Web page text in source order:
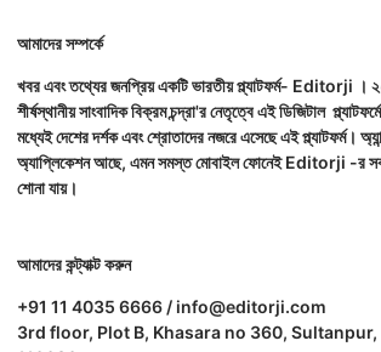
আমাদের সম্পর্কে
খবর এবং তথ্যের জনপ্রিয় একটি ভারতীয় প্ল্যাটফর্ম- Editorji ।
শীর্ষস্থানীয় সাংবাদিক বিক্রম চন্দ্রা'র নেতৃত্বে এই ডিজিটাল
মধ্যেই দেশের দর্শক এবং শ্রোতাদের নজরে এসেছে এই প্ল্যাটফর্ম।
অ্যাপ্লিকেশন আছে, এমন সমস্ত মোবাইল ফোনেই Editorji -র সব
শোনা যায়।
আমাদের কন্ট্যাক্ট করুন
+91 11 4035 6666 / info@editorji.com
3rd floor, Plot B, Khasara no 360, Sultanpur,